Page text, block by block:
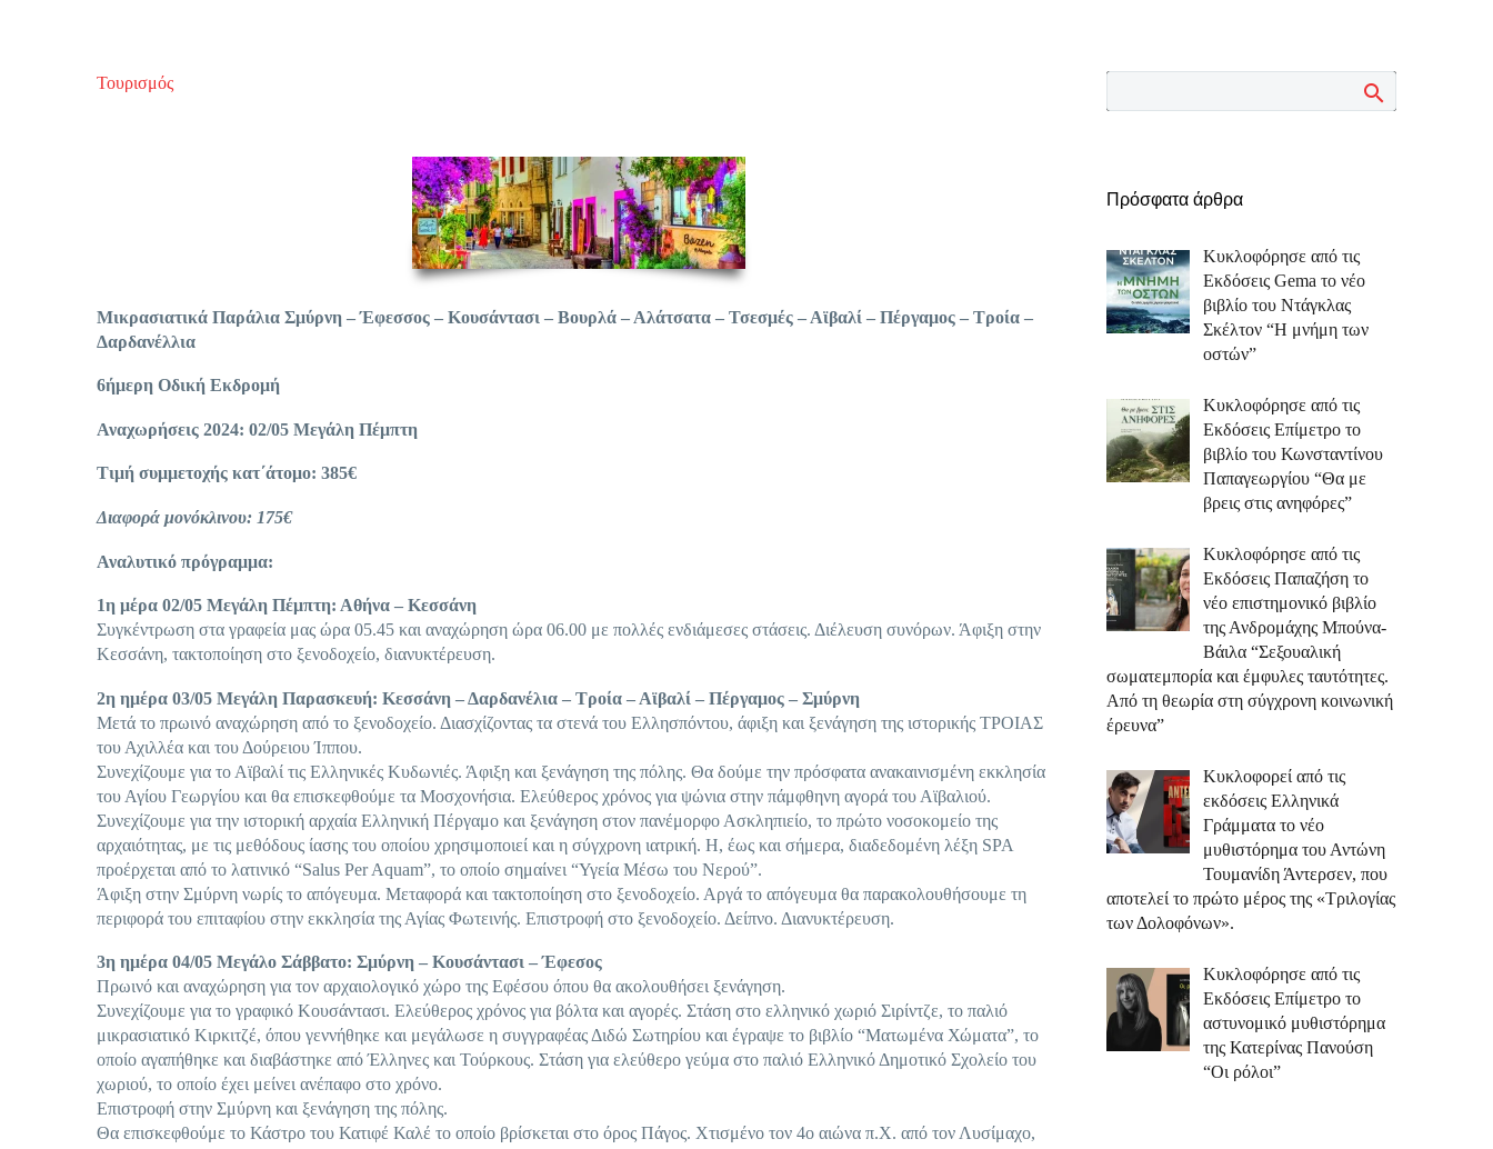
Τουρισμός
Μικρασιατικά Παράλια Σμύρνη – Έφεσσος – Κουσάντασι – Βουρλά – Αλάτσατα – Τσεσμές – Αϊβαλί – Πέργαμος – Τροία –
Δαρδανέλλια
6ήμερη Οδική Εκδρομή
Αναχωρήσεις 2024: 02/05 Μεγάλη Πέμπτη
Τιμή συμμετοχής κατ΄άτομο: 385€
Διαφορά μονόκλινου: 175€
Αναλυτικό πρόγραμμα:
1η μέρα 02/05 Μεγάλη Πέμπτη: Αθήνα – Κεσσάνη
Συγκέντρωση στα γραφεία μας ώρα 05.45 και αναχώρηση ώρα 06.00 με πολλές ενδιάμεσες στάσεις. Διέλευση συνόρων. Άφιξη στην
Κεσσάνη, τακτοποίηση στο ξενοδοχείο, διανυκτέρευση.
2η ημέρα 03/05 Μεγάλη Παρασκευή: Κεσσάνη – Δαρδανέλια – Τροία – Αϊβαλί – Πέργαμος – Σμύρνη
Mετά το πρωινό αναχώρηση από το ξενοδοχείο. Διασχίζοντας τα στενά του Ελλησπόντου, άφιξη και ξενάγηση της ιστορικής ΤΡΟΙΑΣ
του Αχιλλέα και του Δούρειου Ίππου.
Συνεχίζουμε για το Αϊβαλί τις Ελληνικές Κυδωνιές. Άφιξη και ξενάγηση της πόλης. Θα δούμε την πρόσφατα ανακαινισμένη εκκλησία
του Αγίου Γεωργίου και θα επισκεφθούμε τα Μοσχονήσια. Ελεύθερος χρόνος για ψώνια στην πάμφθηνη αγορά του Αϊβαλιού.
Συνεχίζουμε για την ιστορική αρχαία Ελληνική Πέργαμο και ξενάγηση στον πανέμορφο Ασκληπιείο, το πρώτο νοσοκομείο της
αρχαιότητας, με τις μεθόδους ίασης του οποίου χρησιμοποιεί και η σύγχρονη ιατρική. Η, έως και σήμερα, διαδεδομένη λέξη SPA
προέρχεται από το λατινικό “Salus Per Aquam”, το οποίο σημαίνει “Υγεία Μέσω του Νερού”.
Άφιξη στην Σμύρνη νωρίς το απόγευμα. Μεταφορά και τακτοποίηση στο ξενοδοχείο. Αργά το απόγευμα θα παρακολουθήσουμε τη
περιφορά του επιταφίου στην εκκλησία της Αγίας Φωτεινής. Επιστροφή στο ξενοδοχείο. Δείπνο. Διανυκτέρευση.
3η ημέρα 04/05 Μεγάλο Σάββατο: Σμύρνη – Κουσάντασι – Έφεσος
Πρωινό και αναχώρηση για τον αρχαιολογικό χώρο της Εφέσου όπου θα ακολουθήσει ξενάγηση.
Συνεχίζουμε για το γραφικό Κουσάντασι. Ελεύθερος χρόνος για βόλτα και αγορές. Στάση στο ελληνικό χωριό Σιρίντζε, το παλιό
μικρασιατικό Κιρκιτζέ, όπου γεννήθηκε και μεγάλωσε η συγγραφέας Διδώ Σωτηρίου και έγραψε το βιβλίο “Ματωμένα Χώματα”, το
οποίο αγαπήθηκε και διαβάστηκε από Έλληνες και Τούρκους. Στάση για ελεύθερο γεύμα στο παλιό Ελληνικό Δημοτικό Σχολείο του
χωριού, το οποίο έχει μείνει ανέπαφο στο χρόνο.
Επιστροφή στην Σμύρνη και ξενάγηση της πόλης.
Θα επισκεφθούμε το Κάστρο του Κατιφέ Καλέ το οποίο βρίσκεται στο όρος Πάγος. Χτισμένο τον 4ο αιώνα π.Χ. από τον Λυσίμαχο,
Πρόσφατα άρθρα
Κυκλοφόρησε από τις
Εκδόσεις Gema το νέο
βιβλίο του Ντάγκλας
Σκέλτον “Η μνήμη των
οστών”
Κυκλοφόρησε από τις
Εκδόσεις Επίμετρο το
βιβλίο του Κωνσταντίνου
Παπαγεωργίου “Θα με
βρεις στις ανηφόρες”
Κυκλοφόρησε από τις
Εκδόσεις Παπαζήση το
νέο επιστημονικό βιβλίο
της Ανδρομάχης Μπούνα-
Βάιλα “Σεξουαλική
σωματεμπορία και έμφυλες ταυτότητες.
Από τη θεωρία στη σύγχρονη κοινωνική
έρευνα”
Κυκλοφορεί από τις
εκδόσεις Ελληνικά
Γράμματα το νέο
μυθιστόρημα του Αντώνη
Τουμανίδη Άντερσεν, που
αποτελεί το πρώτο μέρος της «Τριλογίας
των Δολοφόνων».
Κυκλοφόρησε από τις
Εκδόσεις Επίμετρο το
αστυνομικό μυθιστόρημα
της Κατερίνας Πανούση
“Οι ρόλοι”